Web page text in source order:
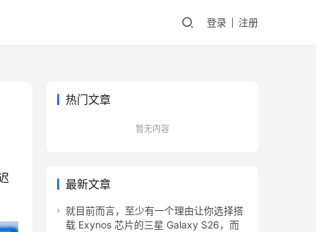
登录 注册
热门文章
暂无内容
最新文章
就目前而言，至少有一个理由让你选择搭
载 Exynos 芯片的三星 Galaxy S26，而